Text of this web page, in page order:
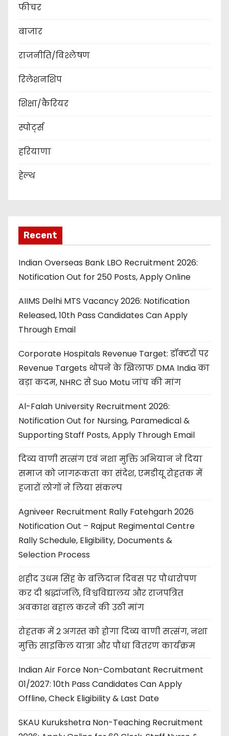
फीचर
बाजार
राजनीति/विश्लेषण
रिलेशनशिप
शिक्षा/कैरियर
स्पोर्ट्स
हरियाणा
हेल्थ
Recent
Indian Overseas Bank LBO Recruitment 2026:
Notification Out for 250 Posts, Apply Online
AIIMS Delhi MTS Vacancy 2026: Notification
Released, 10th Pass Candidates Can Apply
Through Email
Corporate Hospitals Revenue Target: डॉक्टरों पर
Revenue Targets थोपने के खिलाफ DMA India का
बड़ा कदम, NHRC से Suo Motu जांच की मांग
Al-Falah University Recruitment 2026:
Notification Out for Nursing, Paramedical &
Supporting Staff Posts, Apply Through Email
दिव्य वाणी सत्संग एवं नशा मुक्ति अभियान ने दिया
समाज को जागरूकता का संदेश, एमडीयू रोहतक में
हजारों लोगों ने लिया संकल्प
Agniveer Recruitment Rally Fatehgarh 2026
Notification Out – Rajput Regimental Centre
Rally Schedule, Eligibility, Documents &
Selection Process
शहीद उधम सिंह के बलिदान दिवस पर पौधारोपण
कर दी श्रद्धांजलि, विश्वविद्यालय और राजपत्रित
अवकाश बहाल करने की उठी मांग
रोहतक में 2 अगस्त को होगा दिव्य वाणी सत्संग, नशा
मुक्ति साइकिल यात्रा और पौधा वितरण कार्यक्रम
Indian Air Force Non-Combatant Recruitment
01/2027: 10th Pass Candidates Can Apply
Offline, Check Eligibility & Last Date
SKAU Kurukshetra Non-Teaching Recruitment